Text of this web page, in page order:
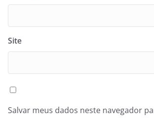
Site
Salvar meus dados neste navegador